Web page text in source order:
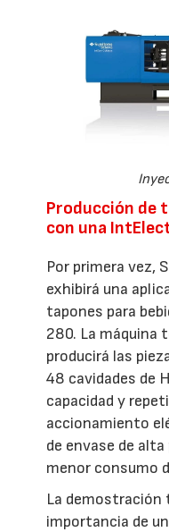
Producción de
con una
Por primera vez,
exhibirá una
tapones para
280. La
producirá las
48 cavidades de
capacidad y
accionamiento
de envase de
menor consumo
La demostración
importancia de